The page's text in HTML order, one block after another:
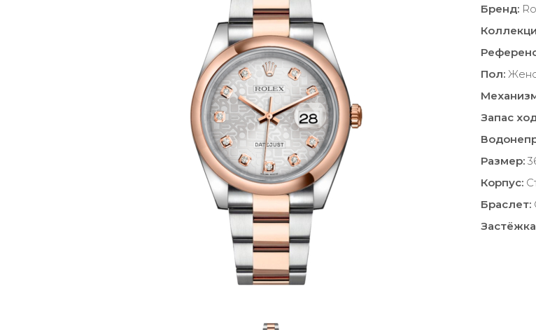
Бренд:
Пол:
Запас
Размер:
Корпус:
Браслет: